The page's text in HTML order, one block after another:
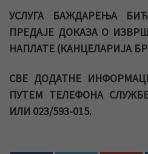
УСЛУГА БАЖДАРЕЊА
ПРЕДАЈЕ ДОКАЗА О
НАПЛАТЕ (КАНЦЕЛАРИЈА
СВЕ ДОДАТНЕ
ПУТЕМ ТЕЛЕФОНА СЛУЖБЕ
ИЛИ 023/593-015.